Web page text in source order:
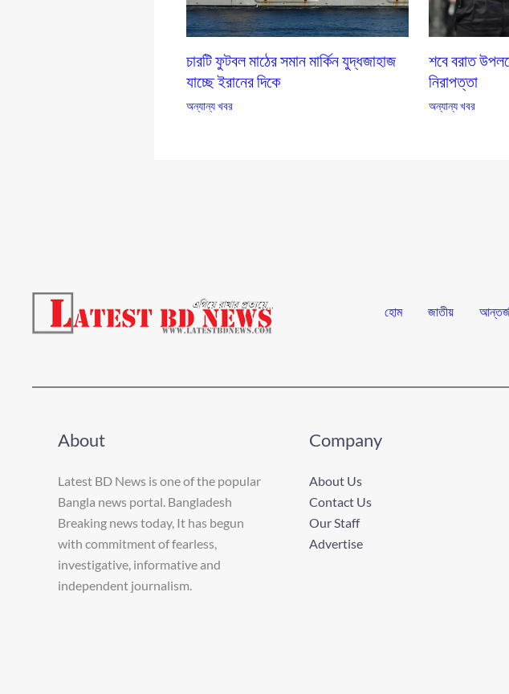
চারটি ফুটবল মাঠের সমান মার্কিন যুদ্ধজাহাজ
যাচ্ছে ইরানের দিকে
অন্যান্য খবর
শবে বরাত
নিরাপত্তা
অন্যান্য খবর
হোম জাতীয়
About
Latest BD News is one of the popular
Bangla news portal. Bangladesh
Breaking news today, It has begun
with commitment of fearless,
investigative, informative and
independent journalism.
Company
About Us
Contact Us
Our Staff
Advertise